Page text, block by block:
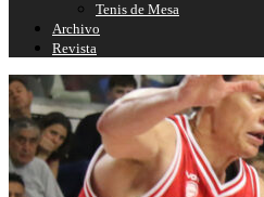
Tenis de Mesa
Archivo
Revista